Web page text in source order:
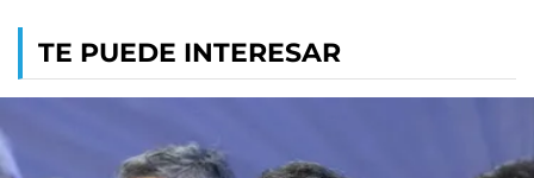
TE PUEDE INTERESAR